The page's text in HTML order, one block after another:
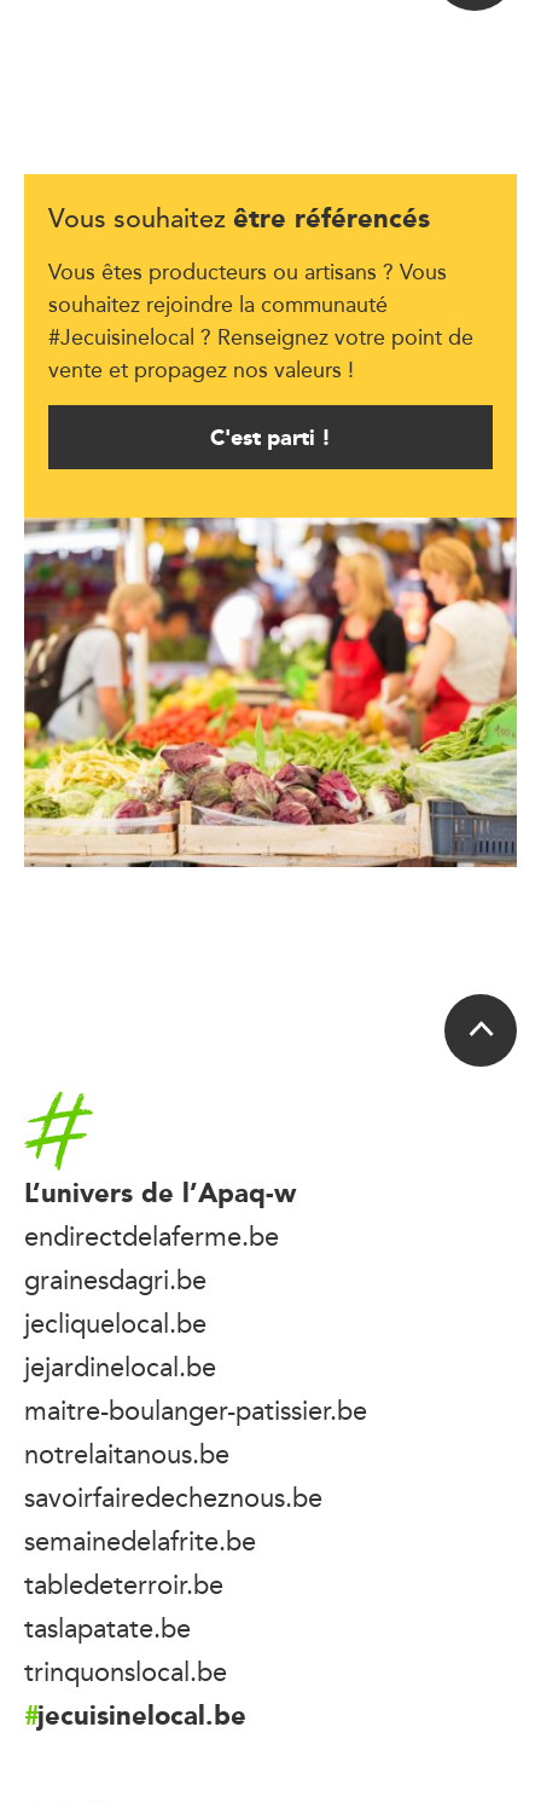
Vous souhaitez être référencés
Vous êtes producteurs ou artisans ? Vous
souhaitez rejoindre la communauté
#Jecuisinelocal ? Renseignez votre point de
vente et propagez nos valeurs !
C'est parti !
Accueil
L’univers de l’Apaq-w
endirectdelaferme.be
grainesdagri.be
jecliquelocal.be
jejardinelocal.be
maitre-boulanger-patissier.be
notrelaitanous.be
savoirfairedecheznous.be
semainedelafrite.be
tabledeterroir.be
taslapatate.be
trinquonslocal.be
jecuisinelocal.be